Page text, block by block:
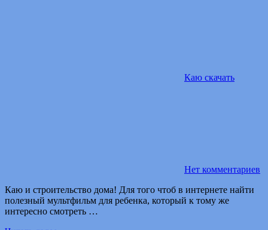
Каю скачать
Нет комментариев
Каю и строительство дома! Для того чтоб в интернете найти
полезный мультфильм для ребенка, который к тому же
интересно смотреть …